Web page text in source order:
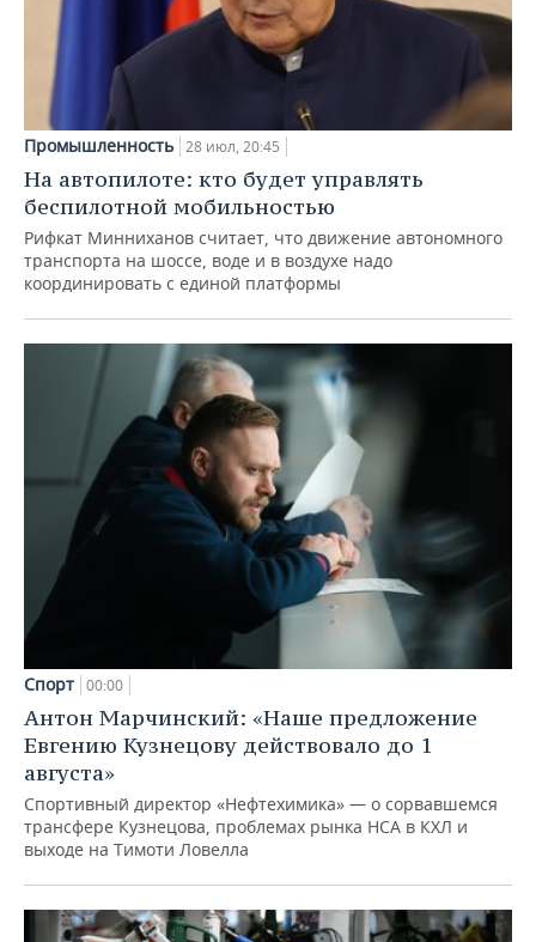
Промышленность 28 июл, 20:45
На автопилоте: кто будет управлять
беспилотной мобильностью
Рифкат Минниханов считает, что движение автономного
транспорта на шоссе, воде и в воздухе надо
координировать с единой платформы
Спорт 00:00
Антон Марчинский: «Наше предложение
Евгению Кузнецову действовало до 1
августа»
Спортивный директор «Нефтехимика» — о сорвавшемся
трансфере Кузнецова, проблемах рынка НСА в КХЛ и
выходе на Тимоти Ловелла